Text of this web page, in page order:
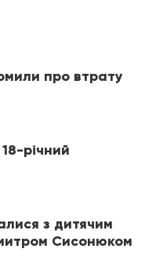
про втрату
річний
з дитячим
Сисонюком